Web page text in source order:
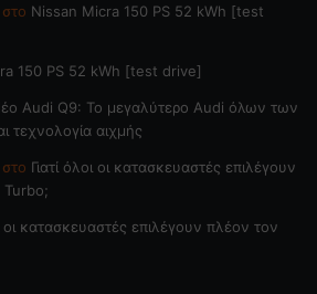
στο Nissan Micra 150 PS 52 kWh [test
150 PS 52 kWh [test drive]
Audi Q9: Το μεγαλύτερο Audi όλων των
τεχνολογία αιχμής
στο Γιατί όλοι οι κατασκευαστές επιλέγουν
Turbo;
οι κατασκευαστές επιλέγουν πλέον τον